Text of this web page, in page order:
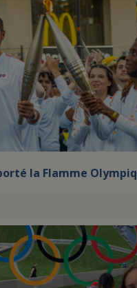
la Flamme